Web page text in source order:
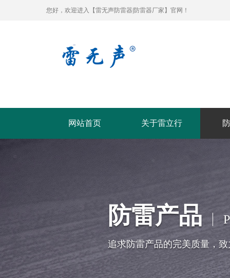
您好，欢迎进入【雷无声防雷器|防雷器厂家】官网！
网站首页 关于雷立行
防雷产品
追求防雷产品的完美质量，